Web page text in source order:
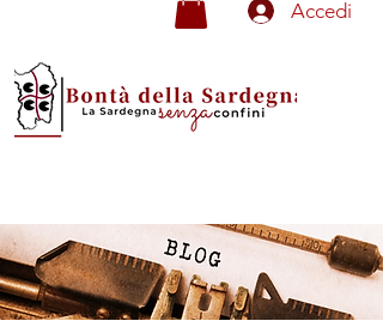
Accedi